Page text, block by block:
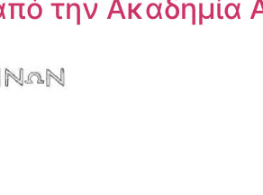
την Ακαδημία